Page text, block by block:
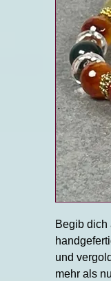
Begib dich
und
mehr als